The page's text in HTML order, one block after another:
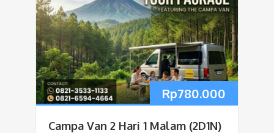
Rp780.000
Campa Van 2 Hari 1 Malam (2D1N)